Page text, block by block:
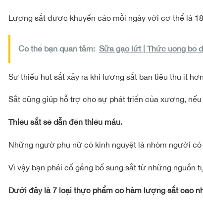
Lượng sắt được khuyến cáo mỗi ngày với cơ thể là
Có thể bạn quan tâm: Sữa gạo lứt | Thức uống bổ
Sự thiếu hụt sắt xảy ra khi lượng sắt bạn tiêu thụ ít
Sắt cũng giúp hỗ trợ cho sự phát triển của xương,
Thiếu sắt sẽ dẫn đến thiếu máu.
Những ngườ phụ nữ có kinh nguyệt là nhóm người
Vì vậy bạn phải cố gắng bổ sung sắt từ những nguồn
Dưới đây là 7 loại thực phẩm có hàm lượng sắt cao